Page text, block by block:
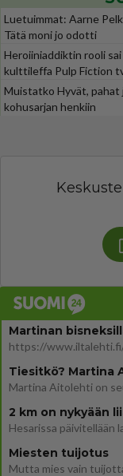
Luetuimmat: Aarne
Tätä moni jo odotti
Heroiiniaddiktin rooli
kulttileffa Pulp Fiction
Muistatko Hyvät, pahat
kohusarjan henkiin
Martinan
2 km on nykyään
Miesten tuijotus